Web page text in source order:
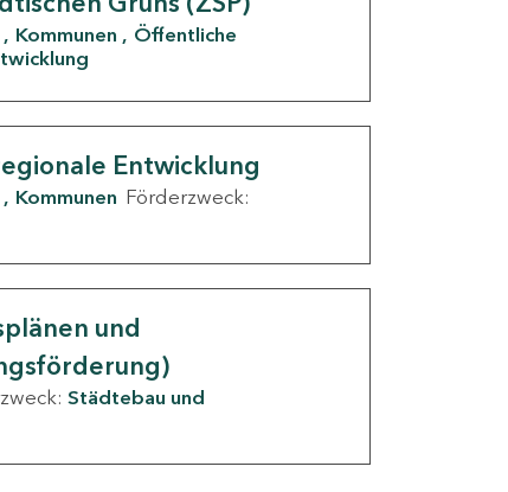
Kommunen
Öffentliche
Entwicklung
Kommunen Förderzweck:
und
Städtebau und